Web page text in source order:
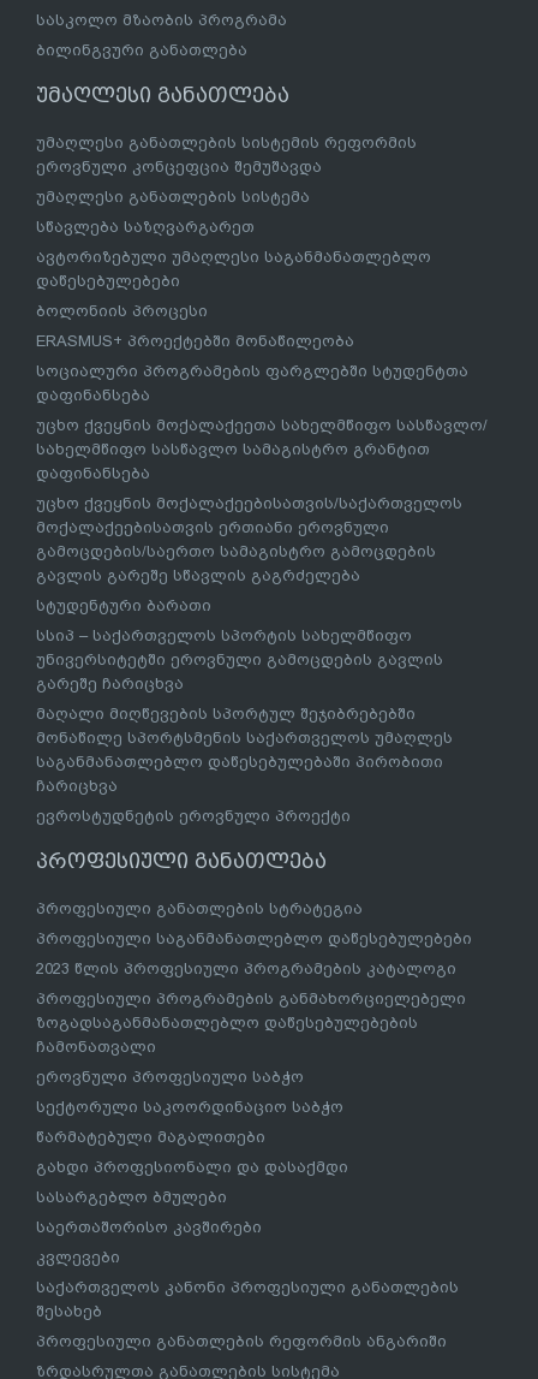
სასკოლო მზაობის პროგრამა
ბილინგვური განათლება
უმაღლესი განათლება
უმაღლესი განათლების სისტემის რეფორმის
ეროვნული კონცეფცია შემუშავდა
უმაღლესი განათლების სისტემა
სწავლება საზღვარგარეთ
ავტორიზებული უმაღლესი საგანმანათლებლო
დაწესებულებები
ბოლონიის პროცესი
ERASMUS+ პროექტებში მონაწილეობა
სოციალური პროგრამების ფარგლებში სტუდენტთა
დაფინანსება
უცხო ქვეყნის მოქალაქეეთა სახელმწიფო სასწავლო/
სახელმწიფო სასწავლო სამაგისტრო გრანტით
დაფინანსება
უცხო ქვეყნის მოქალაქეებისათვის/საქართველოს
მოქალაქეებისათვის ერთიანი ეროვნული
გამოცდების/საერთო სამაგისტრო გამოცდების
გავლის გარეშე სწავლის გაგრძელება
სტუდენტური ბარათი
სსიპ – საქართველოს სპორტის სახელმწიფო
უნივერსიტეტში ეროვნული გამოცდების გავლის
გარეშე ჩარიცხვა
მაღალი მიღწევების სპორტულ შეჯიბრებებში
მონაწილე სპორტსმენის საქართველოს უმაღლეს
საგანმანათლებლო დაწესებულებაში პირობითი
ჩარიცხვა
ევროსტუდნეტის ეროვნული პროექტი
პროფესიული განათლება
პროფესიული განათლების სტრატეგია
პროფესიული საგანმანათლებლო დაწესებულებები
2023 წლის პროფესიული პროგრამების კატალოგი
პროფესიული პროგრამების განმახორციელებელი
ზოგადსაგანმანათლებლო დაწესებულებების
ჩამონათვალი
ეროვნული პროფესიული საბჭო
სექტორული საკოორდინაციო საბჭო
წარმატებული მაგალითები
გახდი პროფესიონალი და დასაქმდი
სასარგებლო ბმულები
საერთაშორისო კავშირები
კვლევები
საქართველოს კანონი პროფესიული განათლების
შესახებ
პროფესიული განათლების რეფორმის ანგარიში
ზრდასრულთა განათლების სისტემა